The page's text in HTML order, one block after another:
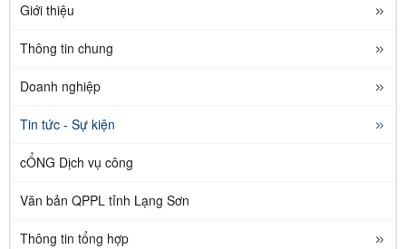
Giới thiệu
Thông tin chung
Doanh nghiệp
Tin tức - Sự kiện
cỔNG Dịch vụ công
Văn bản QPPL tỉnh Lạng Sơn
Thông tin tổng hợp